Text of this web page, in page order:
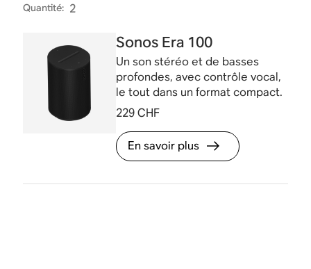
Quantité: 2
Sonos Era 100
Un son stéréo et de basses
profondes, avec contrôle vocal,
le tout dans un format compact.
229 CHF
En savoir plus